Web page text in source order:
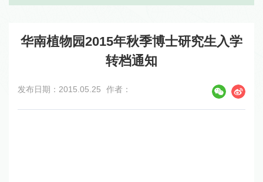
华南植物园2015年秋季博士研究生入学
转档通知
发布日期：2015.05.25 作者：